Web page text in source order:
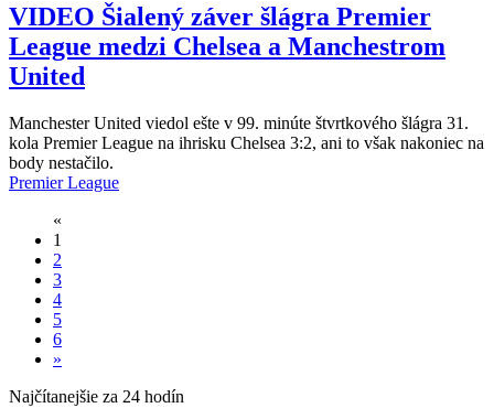
VIDEO Šialený záver šlágra Premier
League medzi Chelsea a Manchestrom
United
Manchester United viedol ešte v 99. minúte štvrtkového šlágra 31.
kola Premier League na ihrisku Chelsea 3:2, ani to však nakoniec na
body nestačilo.
Premier League
«
1
2
3
4
5
6
»
Najčítanejšie za 24 hodín